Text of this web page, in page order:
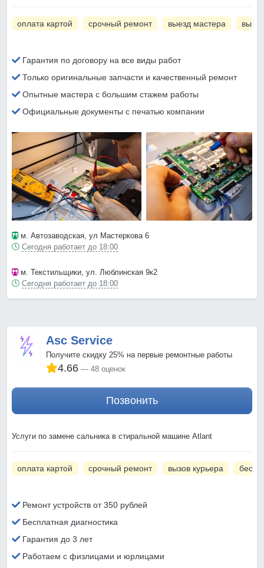
оплата картой срочный ремонт выезд мастера
Гарантия по договору на все виды работ
Только оригинальные запчасти и качественный ремонт
Опытные мастера с большим стажем работы
Официальные документы с печатью компании
м. Автозаводская, ул Мастеркова 6
Сегодня работает до 18:00
м. Текстильщики, ул. Люблинская 9к2
Сегодня работает до 18:00
Asc Service
Получите скидку 25% на первые ремонтные работы
4.66 48 оценок
Позвонить
Услуги по замене сальника в стиральной машине Atlant
оплата картой срочный ремонт вызов курьера
Ремонт устройств от 350 рублей
Бесплатная диагностика
Гарантия до 3 лет
Работаем с физлицами и юрлицами